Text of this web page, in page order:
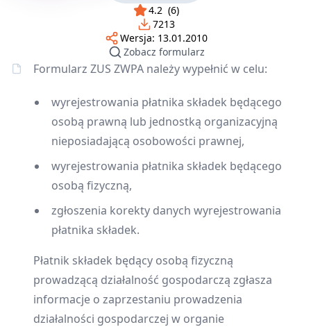
4.2 (6)
7213
Wersja: 13.01.2010
Zobacz formularz
Formularz ZUS ZWPA należy wypełnić w celu:
wyrejestrowania płatnika składek będącego
osobą prawną lub jednostką organizacyjną
nieposiadającą osobowości prawnej,
wyrejestrowania płatnika składek będącego
osobą fizyczną,
zgłoszenia korekty danych wyrejestrowania
płatnika składek.
Płatnik składek będący osobą fizyczną
prowadzącą działalność gospodarczą zgłasza
informacje o zaprzestaniu prowadzenia
działalności gospodarczej w organie